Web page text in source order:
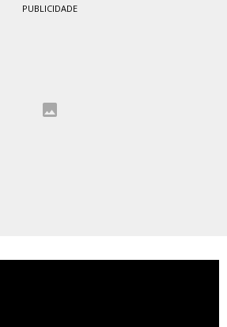
PUBLICIDADE